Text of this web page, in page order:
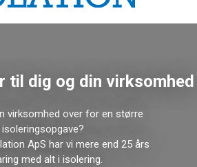
til dig og din virksomhed
virksomhed over for en større
isoleringsopgave?
ApS har vi mere end 25 års
med alt i isolering.